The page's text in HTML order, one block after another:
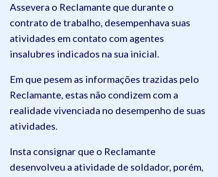
Assevera o Reclamante que durante o
contrato de trabalho, desempenhava suas
atividades em contato com agentes
insalubres indicados na sua inicial.
Em que pesem as informações trazidas pelo
Reclamante, estas não condizem com a
realidade vivenciada no desempenho de suas
atividades.
Insta consignar que o Reclamante
desenvolveu a atividade de soldador, porém,